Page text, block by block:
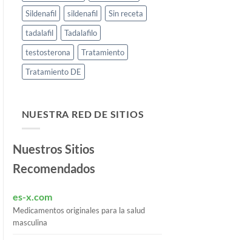
Sildenafil
sildenafil
Sin receta
tadalafil
Tadalafilo
testosterona
Tratamiento
Tratamiento DE
NUESTRA RED DE SITIOS
Nuestros Sitios
Recomendados
es-x.com
Medicamentos originales para la salud
masculina